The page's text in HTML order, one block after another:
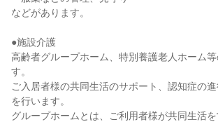
などがあります。
●施設介護
高齢者グループホーム、特別養護老人ホーム
す。
ご入居者様の共同生活のサポート、認知症の
を行います。
グループホームとは、ご利用者様が共同生活